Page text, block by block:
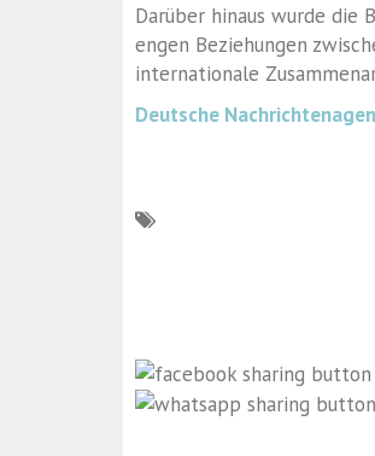
Darüber hinaus wurde die
engen Beziehungen
internationale
Deutsche